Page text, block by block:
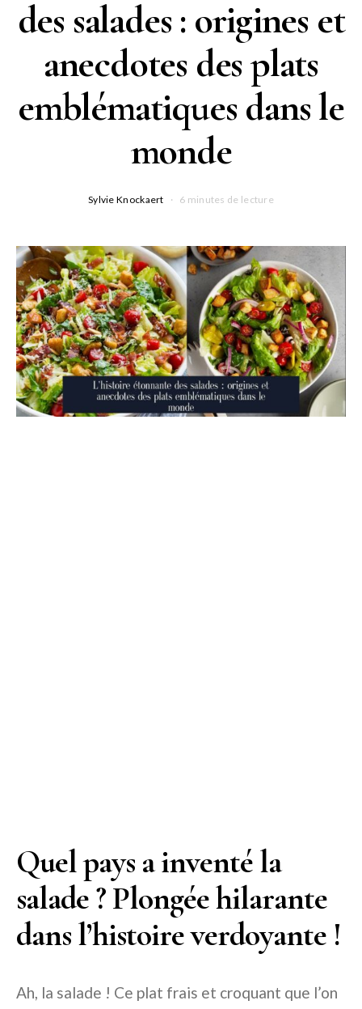
des salades : origines et
anecdotes des plats
emblématiques dans le
monde
Sylvie Knockaert 6 minutes de lecture
Quel pays a inventé la
salade ? Plongée hilarante
dans l’histoire verdoyante !
Ah, la salade ! Ce plat frais et croquant que l’on